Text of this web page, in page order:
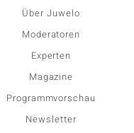
Über Juwelo
Moderatoren
Experten
Magazine
Programmvorschau
Newsletter